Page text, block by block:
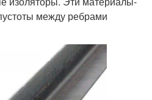
между ребрами